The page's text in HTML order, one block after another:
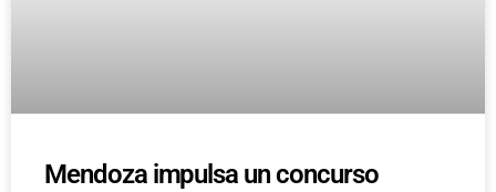
Mendoza impulsa un concurso